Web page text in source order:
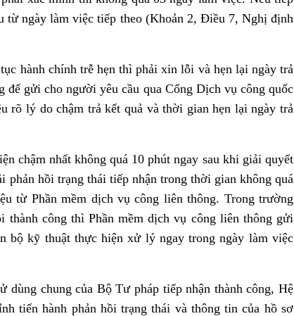
từ ngày làm việc tiếp theo (Khoản 2, Điều 7, Nghị định
hành chính trễ hẹn thì phải xin lỗi và hẹn lại ngày trả
để gửi cho người yêu cầu qua Cổng Dịch vụ công quốc
rõ lý do chậm trả kết quả và thời gian hẹn lại ngày trả
chậm nhất không quá 10 phút ngay sau khi giải quyết
hồi trạng thái tiếp nhận trong thời gian không quá
từ Phần mềm dịch vụ công liên thông. Trong trường
thành công thì Phần mềm dịch vụ công liên thông gửi
bộ kỹ thuật thực hiện xử lý ngay trong ngày làm việc
chung của Bộ Tư pháp tiếp nhận thành công, Hệ
tiến hành phản hồi trạng thái và thông tin của hồ sơ